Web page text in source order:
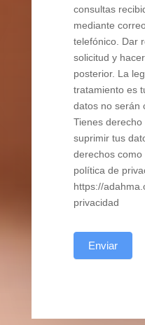
consultas
mediante
telefónico. Dar
solicitud y
posterior. La
tratamiento es
datos no serán
Tienes
suprimir tus
derechos
política de
https://
privacidad
Enviar